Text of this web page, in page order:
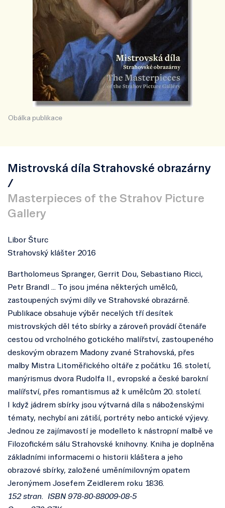
Obálka publikace
Mistrovská díla Strahovské obrazárny
/
Masterpieces of the Strahov Picture
Gallery
Libor Šturc
Strahovský klášter 2016
Bartholomeus Spranger, Gerrit Dou, Sebastiano Ricci,
Petr Brandl ... To jsou jména některých umělců,
zastoupených svými díly ve Strahovské obrazárně.
Publikace obsahuje výběr necelých tří desítek
mistrovských děl této sbírky a zároveň provádí čtenáře
cestou od vrcholného gotického malířství, zastoupeného
deskovým obrazem Madony zvané Strahovská, přes
malby Mistra Litoměřického oltáře z počátku 16. století,
manýrismus dvora Rudolfa II., evropské a české barokní
malířství, přes romantismus až k umělcům 20. století.
I když jádrem sbírky jsou výtvarná díla s náboženskými
tématy, nechybí ani zátiší, portréty nebo antické výjevy.
Jednou ze zajímavostí je modelleto k nástropní malbě ve
Filozofickém sálu Strahovské knihovny. Kniha je doplněna
základními informacemi o historii kláštera a jeho
obrazové sbírky, založené uměnímilovným opatem
Jeronýmem Josefem Zeidlerem roku 1836.
152 stran. ISBN 978-80-88009-08-5